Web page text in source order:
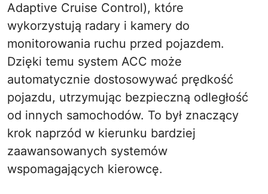
Adaptive Cruise Control), które
wykorzystują radary i kamery do
monitorowania ruchu przed pojazdem.
Dzięki temu system ACC może
automatycznie dostosowywać prędkość
pojazdu, utrzymując bezpieczną odległość
od innych samochodów. To był znaczący
krok naprzód w kierunku bardziej
zaawansowanych systemów
wspomagających kierowcę.